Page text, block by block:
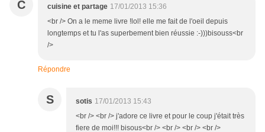
C cuisine et partage 17/01/2013 15:36
<br /> On a le meme livre !lol! elle me fait de l'oeil depuis
longtemps et tu l'as superbement bien réussie :-)))bisouss<br
/>
Répondre
S sotis 17/01/2013 15:43
<br /> <br /> j'adore ce livre et pour le coup j'était très
fiere de moi!!! bisous<br /> <br /> <br /> <br />